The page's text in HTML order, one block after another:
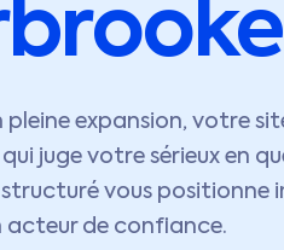
pleine expansion, votre
juge votre sérieux en
vous
acteur de confiance.